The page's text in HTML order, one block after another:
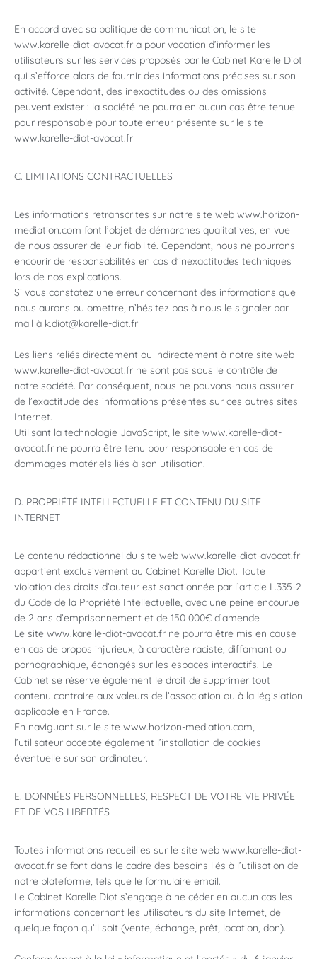
En accord avec sa politique de communication, le site
www.karelle-diot-avocat.fr a pour vocation d’informer les
utilisateurs sur les services proposés par le Cabinet Karelle Diot
qui s’efforce alors de fournir des informations précises sur son
activité. Cependant, des inexactitudes ou des omissions
peuvent exister : la société ne pourra en aucun cas être tenue
pour responsable pour toute erreur présente sur le site
www.karelle-diot-avocat.fr
C. LIMITATIONS CONTRACTUELLES
Les informations retranscrites sur notre site web www.horizon-
mediation.com font l’objet de démarches qualitatives, en vue
de nous assurer de leur fiabilité. Cependant, nous ne pourrons
encourir de responsabilités en cas d’inexactitudes techniques
lors de nos explications.
Si vous constatez une erreur concernant des informations que
nous aurons pu omettre, n’hésitez pas à nous le signaler par
mail à k.diot@karelle-diot.fr
Les liens reliés directement ou indirectement à notre site web
www.karelle-diot-avocat.fr ne sont pas sous le contrôle de
notre société. Par conséquent, nous ne pouvons-nous assurer
de l’exactitude des informations présentes sur ces autres sites
Internet.
Utilisant la technologie JavaScript, le site www.karelle-diot-
avocat.fr ne pourra être tenu pour responsable en cas de
dommages matériels liés à son utilisation.
D. PROPRIÉTÉ INTELLECTUELLE ET CONTENU DU SITE
INTERNET
Le contenu rédactionnel du site web www.karelle-diot-avocat.fr
appartient exclusivement au Cabinet Karelle Diot. Toute
violation des droits d’auteur est sanctionnée par l’article L.335-2
du Code de la Propriété Intellectuelle, avec une peine encourue
de 2 ans d’emprisonnement et de 150 000€ d’amende
Le site www.karelle-diot-avocat.fr ne pourra être mis en cause
en cas de propos injurieux, à caractère raciste, diffamant ou
pornographique, échangés sur les espaces interactifs. Le
Cabinet se réserve également le droit de supprimer tout
contenu contraire aux valeurs de l’association ou à la législation
applicable en France.
En naviguant sur le site www.horizon-mediation.com,
l’utilisateur accepte également l’installation de cookies
éventuelle sur son ordinateur.
E. DONNÉES PERSONNELLES, RESPECT DE VOTRE VIE PRIVÉE
ET DE VOS LIBERTÉS
Toutes informations recueillies sur le site web www.karelle-diot-
avocat.fr se font dans le cadre des besoins liés à l’utilisation de
notre plateforme, tels que le formulaire email.
Le Cabinet Karelle Diot s’engage à ne céder en aucun cas les
informations concernant les utilisateurs du site Internet, de
quelque façon qu’il soit (vente, échange, prêt, location, don).